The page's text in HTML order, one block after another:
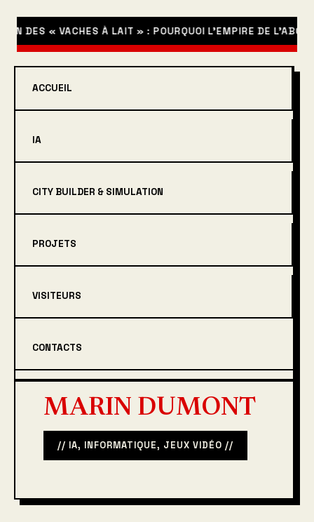
DES « VACHES À LAIT » : POURQUOI L’EMPIRE DE
ACCUEIL
IA
CITY BUILDER & SIMULATION
PROJETS
VISITEURS
CONTACTS
MARIN DUMONT
// IA, INFORMATIQUE, JEUX VIDÉO //